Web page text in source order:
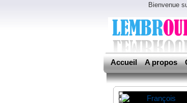
Bienvenue
Accueil A propos